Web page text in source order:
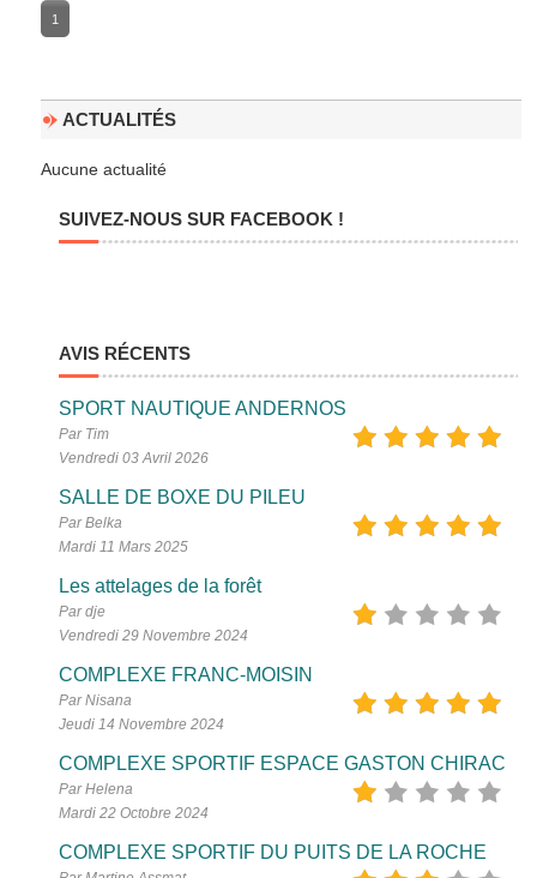
1
ACTUALITÉS
Aucune actualité
SUIVEZ-NOUS SUR FACEBOOK !
AVIS RÉCENTS
SPORT NAUTIQUE ANDERNOS
Par Tim
Vendredi 03 Avril 2026
SALLE DE BOXE DU PILEU
Par Belka
Mardi 11 Mars 2025
Les attelages de la forêt
Par dje
Vendredi 29 Novembre 2024
COMPLEXE FRANC-MOISIN
Par Nisana
Jeudi 14 Novembre 2024
COMPLEXE SPORTIF ESPACE GASTON CHIRAC
Par Helena
Mardi 22 Octobre 2024
COMPLEXE SPORTIF DU PUITS DE LA ROCHE